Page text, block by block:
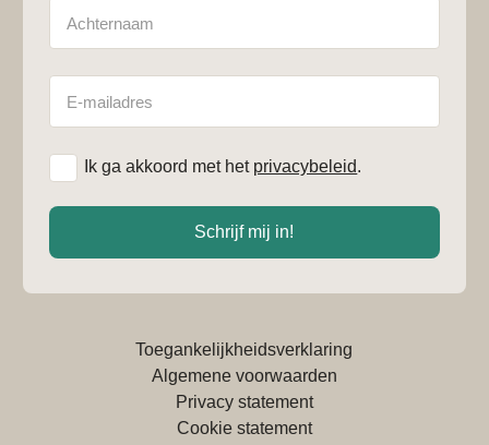
mailadres
Ik ga akkoord met het privacybeleid.
Schrijf mij in!
Toegankelijkheidsverklaring
Algemene voorwaarden
Privacy statement
Cookie statement